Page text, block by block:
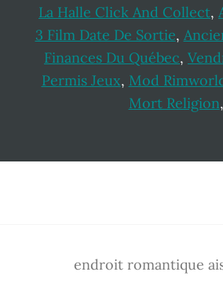
La Halle Click And Collect,
3 Film Date De Sortie,
Finances Du Québec,
Permis Jeux, Mod
Mort Religion,
endroit romantique